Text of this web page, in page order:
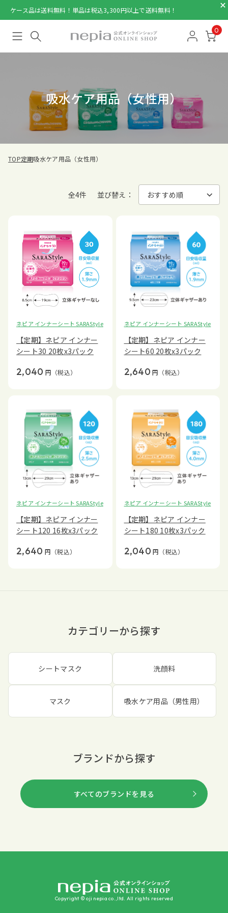
ケース品は送料無料！単品は税込3,300円以上で送料無料！
0
吸水ケア用品（女性用）
TOP定期吸水ケア用品（女性用）
全4件 並び替え：
ネピア インナーシート SARAStyle
【定期】ネピア インナー
シート30 20枚x3パック
2,040 円 （税込）
ネピア インナーシート SARAStyle
【定期】ネピア インナー
シート60 20枚x3パック
2,640 円 （税込）
ネピア インナーシート SARAStyle
【定期】ネピア インナー
シート120 16枚x3パック
2,640 円 （税込）
ネピア インナーシート SARAStyle
【定期】ネピア インナー
シート180 10枚x3パック
2,040 円 （税込）
カテゴリーから探す
シートマスク 洗顔料
マスク 吸水ケア用品（男性用）
ブランドから探す
すべてのブランドを見る
Copyright © oji nepia co.,ltd. All rights reserved